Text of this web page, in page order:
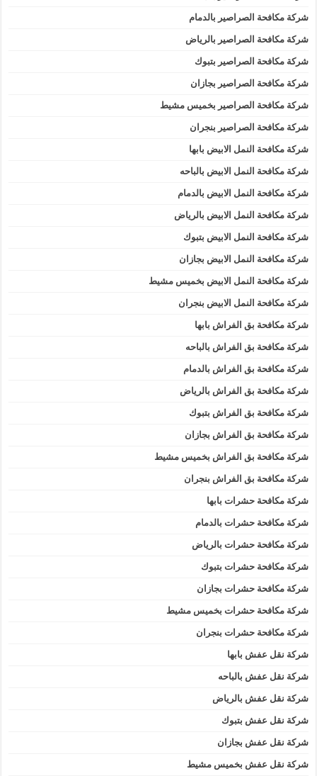
شركة مكافحة الصراصير بالدمام
شركة مكافحة الصراصير بالرياض
شركة مكافحة الصراصير بتبوك
شركة مكافحة الصراصير بجازان
شركة مكافحة الصراصير بخميس مشيط
شركة مكافحة الصراصير بنجران
شركة مكافحة النمل الابيض بابها
شركة مكافحة النمل الابيض بالباحه
شركة مكافحة النمل الابيض بالدمام
شركة مكافحة النمل الابيض بالرياض
شركة مكافحة النمل الابيض بتبوك
شركة مكافحة النمل الابيض بجازان
شركة مكافحة النمل الابيض بخميس مشيط
شركة مكافحة النمل الابيض بنجران
شركة مكافحة بق الفراش بابها
شركة مكافحة بق الفراش بالباحه
شركة مكافحة بق الفراش بالدمام
شركة مكافحة بق الفراش بالرياض
شركة مكافحة بق الفراش بتبوك
شركة مكافحة بق الفراش بجازان
شركة مكافحة بق الفراش بخميس مشيط
شركة مكافحة بق الفراش بنجران
شركة مكافحة حشرات بابها
شركة مكافحة حشرات بالدمام
شركة مكافحة حشرات بالرياض
شركة مكافحة حشرات بتبوك
شركة مكافحة حشرات بجازان
شركة مكافحة حشرات بخميس مشيط
شركة مكافحة حشرات بنجران
شركة نقل عفش بابها
شركة نقل عفش بالباحه
شركة نقل عفش بالرياض
شركة نقل عفش بتبوك
شركة نقل عفش بجازان
شركة نقل عفش بخميس مشيط